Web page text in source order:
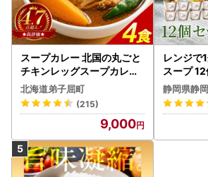
スープカレー 北国の丸ごと
チキンレッグスープカレー
4個 3739
北海道弟子屈町
(215)
9,000
レンジで
スープ 12
さんスー
野菜 常温
静岡県静